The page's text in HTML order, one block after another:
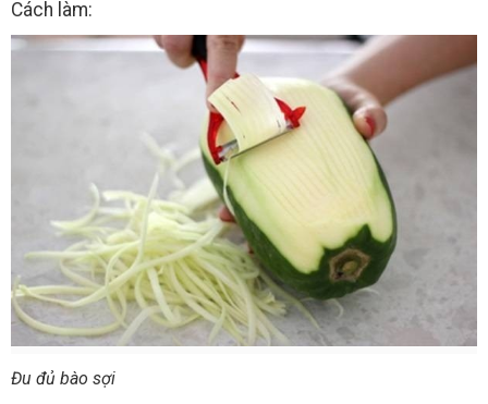
Cách làm:
Đu đủ bào sợi